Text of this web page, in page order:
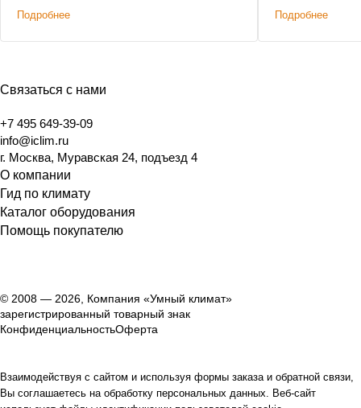
Подробнее Подробнее
Связаться с нами
+7 495 649-39-09
info@iclim.ru
г. Москва, Муравская 24, подъезд 4
О компании
Гид по климату
Каталог оборудования
Помощь покупателю
© 2008 — 2026, Компания «Умный климат»
зарегистрированный товарный знак
КонфиденциальностьОферта
Взаимодействуя с сайтом и используя формы заказа и обратной связи,
Вы соглашаетесь на обработку персональных данных. Веб-сайт